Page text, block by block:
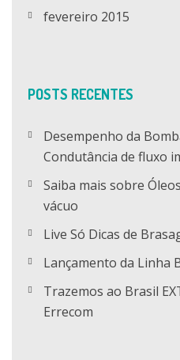
fevereiro 2015
POSTS RECENTES
Desempenho da
Condutância de fluxo
Saiba mais sobre
vácuo
Live Só Dicas de
Lançamento da Linha
Trazemos ao Brasil
Errecom